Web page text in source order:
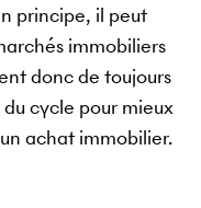
principe, il peut
immobiliers
donc de toujours
cycle pour mieux
achat immobilier.